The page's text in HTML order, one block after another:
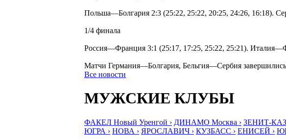
Польша—Болгария 2:3 (25:22, 25:22, 20:25, 24:26, 16:18).
1/4 финала
Россия—Франция 3:1 (25:17, 17:25, 25:22, 25:21).
Матчи Германия—Болгария, Бельгия—Сербия
Все новости
МУЖСКИЕ КЛУБЫ
ФАКЕЛ Новый Уренгой › ДИНАМО Москва › ЗЕНИТ-
ЮГРА › НОВА › ЯРОСЛАВИЧ › КУЗБАСС › ЕНИСЕЙ ›